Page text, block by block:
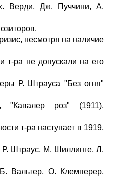
Верди, Дж. Пуччини, А.
несмотря на наличие
т-ра не допускали на его
Р. Штрауса "Без огня"
"Кавалер роз" (1911),
т-ра наступает в 1919,
Р. Штраус, М. Шиллинге, Л.
Вальтер, О. Клемперер,